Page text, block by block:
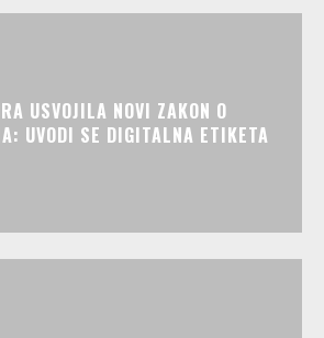
USVOJILA NOVI ZAKON O
UVODI SE DIGITALNA ETIKETA